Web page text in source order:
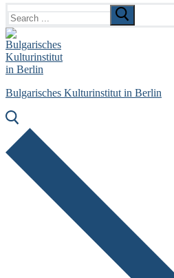
for:
Bulgarisches Kulturinstitut in Berlin